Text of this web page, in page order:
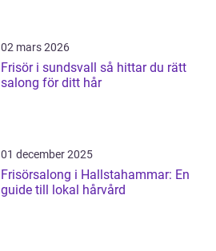
02 mars 2026
Frisör i sundsvall så hittar du rätt
salong för ditt hår
01 december 2025
Frisörsalong i Hallstahammar: En
guide till lokal hårvård